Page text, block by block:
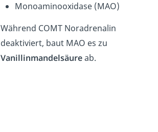
Monoaminooxidase (MAO)
Während COMT Noradrenalin
deaktiviert, baut MAO es zu
Vanillinmandelsäureab.